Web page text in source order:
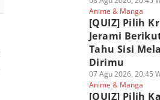
Anime & Manga
[QUIZ] Pilih
Jerami
Tahu Sisi
Dirimu
07 Agu 2026, 20:45
Anime & Manga
[QUIZ] Pilih